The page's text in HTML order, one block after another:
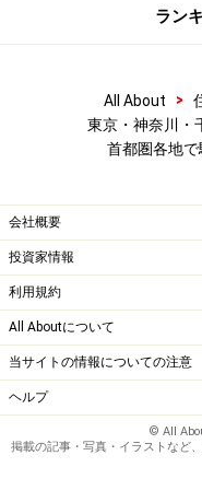
東武鉄道
グランデュオ蒲田
※記事内容は執筆時点の
い。
ラン
All About >
東京・神奈川・
首都圏各地
会社概要
投資家情報
利用規約
All Aboutについて
当サイトの情報についての注意
ヘルプ
© All
掲載の記事・写真・イラストなど